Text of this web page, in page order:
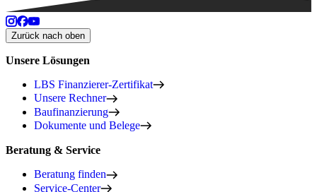
Zurück nach oben
Unsere Lösungen
LBS Finanzierer-Zertifikat
Unsere Rechner
Baufinanzierung
Dokumente und Belege
Beratung & Service
Beratung finden
Service-Center